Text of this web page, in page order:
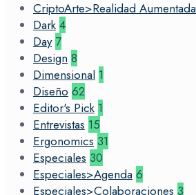
CriptoArte>Realidad Aumentada
Dark 4
Day 7
Design 8
Dimensional 1
Diseño 62
Editor's Pick 1
Entrevistas 15
Ergonomics 31
Especiales 30
Especiales>Agenda 6
Especiales>Colaboraciones 3